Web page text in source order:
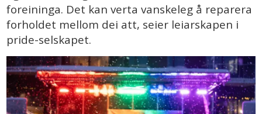
foreininga. Det kan verta vanskeleg å reparera
forholdet mellom dei att, seier leiarskapen i
pride-selskapet.